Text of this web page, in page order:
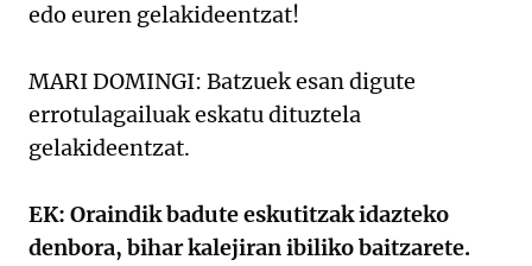
edo euren gelakideentzat!
MARI DOMINGI: Batzuek esan digute
errotulagailuak eskatu dituztela
gelakideentzat.
EK: Oraindik badute eskutitzak idazteko
denbora, bihar kalejiran ibiliko baitzarete.